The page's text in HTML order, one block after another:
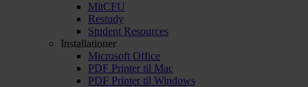
MitCFU
Restudy
Student Resources
Installationer
Microsoft Office
PDF Printer til Mac
PDF Printer til Windows